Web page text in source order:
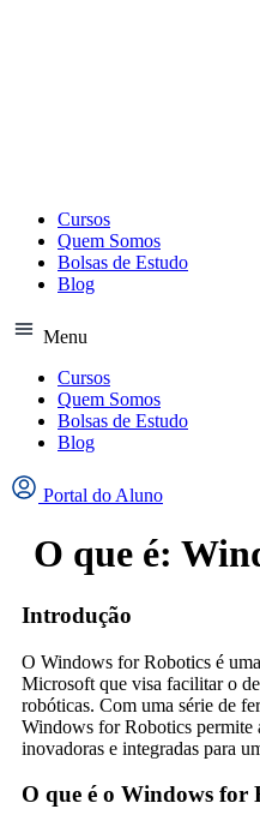
Cursos
Quem Somos
Bolsas de Estudo
Blog
Menu
Cursos
Quem Somos
Bolsas de Estudo
Blog
Portal do Aluno
O que é:
Introdução
O Windows for Robotics é
Microsoft que visa facilitar o
robóticas. Com uma série de
Windows for Robotics permite
inovadoras e integradas para
O que é o Windows for